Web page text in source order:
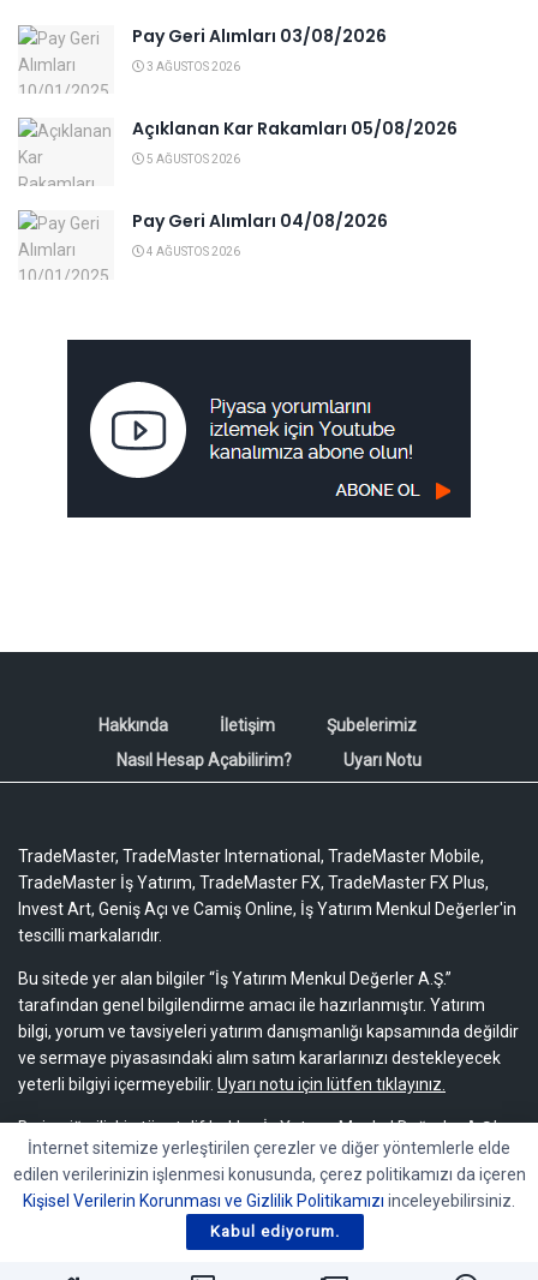
Pay Geri Alımları 03/08/2026
3 AĞUSTOS 2026
Açıklanan Kar Rakamları 05/08/2026
5 AĞUSTOS 2026
Pay Geri Alımları 04/08/2026
4 AĞUSTOS 2026
Hakkında İletişim
Şubelerimiz
Nasıl Hesap Açabilirim?
Uyarı Notu
TradeMaster, TradeMaster International, TradeMaster Mobile,
TradeMaster İş Yatırım, TradeMaster FX, TradeMaster FX Plus,
Invest Art, Geniş Açı ve Camiş Online, İş Yatırım Menkul Değerler'in
tescilli markalarıdır.
Bu sitede yer alan bilgiler “İş Yatırım Menkul Değerler A.Ş.”
tarafından genel bilgilendirme amacı ile hazırlanmıştır. Yatırım
bilgi, yorum ve tavsiyeleri yatırım danışmanlığı kapsamında değildir
ve sermaye piyasasındaki alım satım kararlarınızı destekleyecek
yeterli bilgiyi içermeyebilir. Uyarı notu için lütfen tıklayınız.
Bu içeriğe ilişkin tüm telif hakları İş Yatırım Menkul Değerler A.Ş.’ye
aittir. Bu içerik, açık iznimiz olmaksızın başkaları tarafından
herhangi bir amaçla, kısmen veya tamamen çoğaltılamaz,
dağıtılamaz, yayımlanamaz veya değiştirilemez.
İnternet sitemize yerleştirilen çerezler ve diğer yöntemlerle elde
edilen verilerinizin işlenmesi konusunda, çerez politikamızı da içeren
Kişisel Verilerin Korunması ve Gizlilik Politikamızı inceleyebilirsiniz.
Kabul ediyorum.